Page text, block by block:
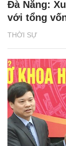
THỜI SỰ
Đà Nẵng:
với tổng